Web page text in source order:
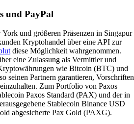
und PayPal
und größeren Präsenzen in Singapur
Kryptohandel über eine API zur
diese Möglichkeit wahrgenommen.
eine Zulassung als Vermittler und
wie Bitcoin (BTC) und
seinen Partnern garantieren, Vorschriften
Zum Portfolio von Paxos
Paxos Standard (PAX) und der in
Stablecoin Binance USD
abgesicherte Pax Gold (PAXG).